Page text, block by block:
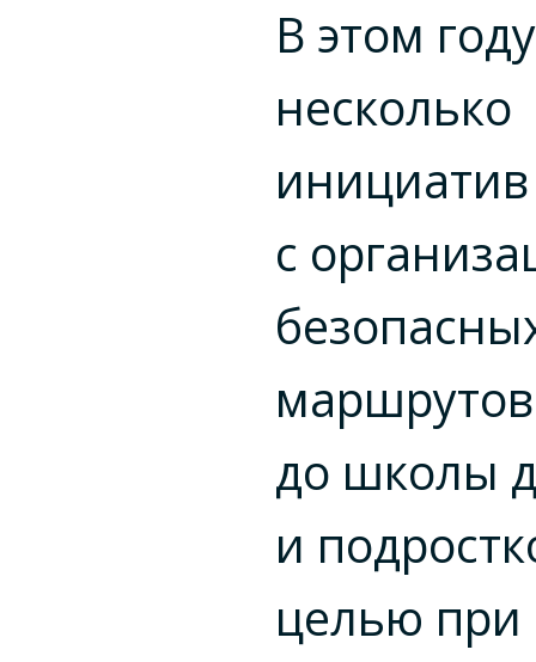
В этом
несколько
с
до школы
и
целью при